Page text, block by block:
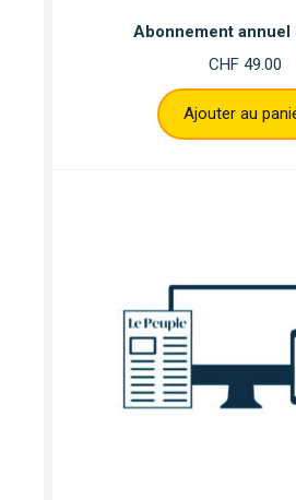
Abonnement annuel
CHF49.00
Ajouter au